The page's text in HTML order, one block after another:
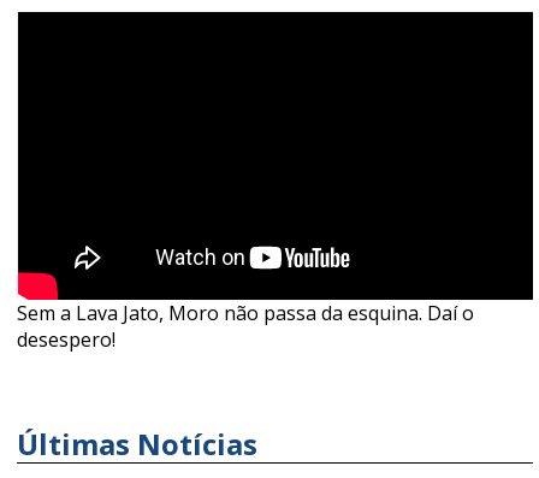
Sem a Lava Jato, Moro não passa da esquina. Daí o
desespero!
Últimas Notícias